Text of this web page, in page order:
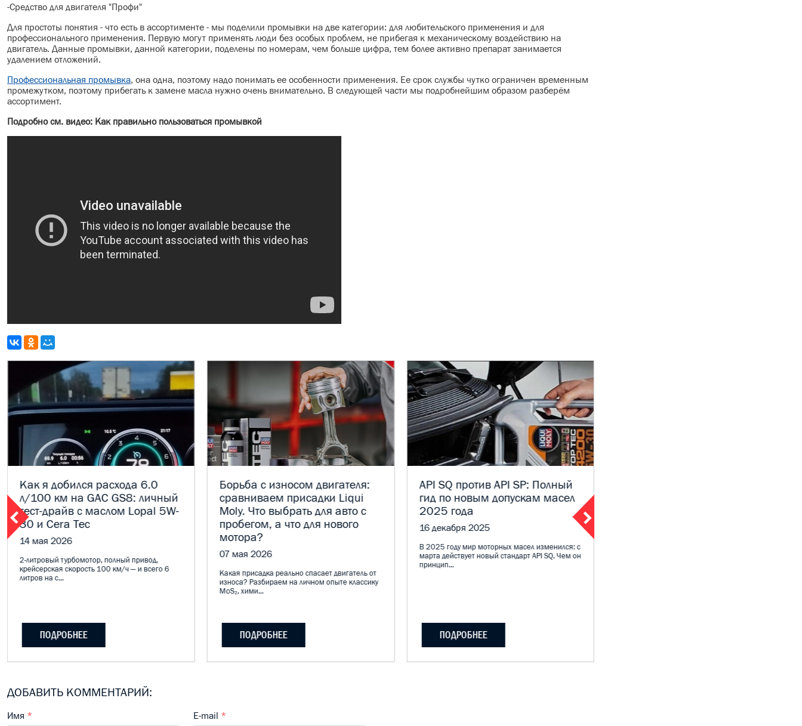
-Средство для двигателя "Профи"
Для простоты понятия - что есть в ассортименте - мы поделили промывки на две категории: для любительского применения и для
профессионального применения. Первую могут применять люди без особых проблем, не прибегая к механическому воздействию на
двигатель. Данные промывки, данной категории, поделены по номерам, чем больше цифра, тем более активно препарат занимается
удалением отложений.
Профессиональная промывка, она одна, поэтому надо понимать ее особенности применения. Ее срок службы чутко ограничен временным
промежутком, поэтому прибегать к замене масла нужно очень внимательно. В следующей части мы подробнейшим образом разберём
ассортимент.
Подробно см. видео: Как правильно пользоваться промывкой
Как я добился расхода 6.0
л/100 км на GAC GS8: личный
тест-драйв с маслом Lopal 5W-
30 и Cera Tec
14 мая 2026
2-литровый турбомотор, полный привод,
крейсерская скорость 100 км/ч — и всего 6
литров на с...
ПОДРОБНЕЕ
Борьба с износом двигателя:
сравниваем присадки Liqui
Moly. Что выбрать для авто с
пробегом, а что для нового
мотора?
07 мая 2026
Какая присадка реально спасает двигатель от
износа? Разбираем на личном опыте классику
MoS₂, хими...
ПОДРОБНЕЕ
API SQ против API SP: Полный
гид по новым допускам масел
2025 года
16 декабря 2025
В 2025 году мир моторных масел изменился: с
марта действует новый стандарт API SQ. Чем он
принцип...
ПОДРОБНЕЕ
ДОБАВИТЬ КОММЕНТАРИЙ:
Имя * E-mail *